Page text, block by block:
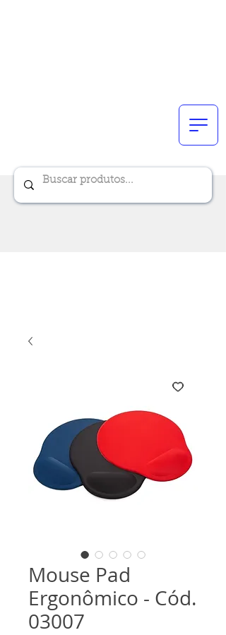
Mouse Pad
Ergonômico - Cód.
03007